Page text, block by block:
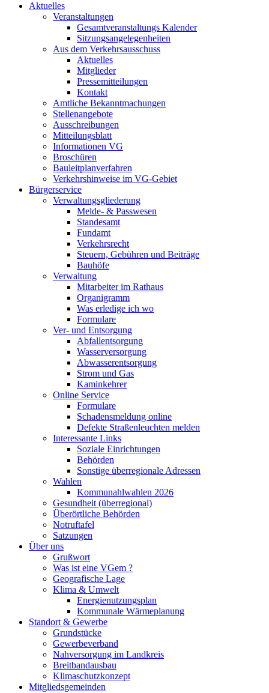
Aktuelles
Veranstaltungen
Gesamtveranstaltungs Kalender
Sitzungsangelegenheiten
Aus dem Verkehrsausschuss
Aktuelles
Mitglieder
Pressemitteilungen
Kontakt
Amtliche Bekanntmachungen
Stellenangebote
Ausschreibungen
Mitteilungsblatt
Informationen VG
Broschüren
Bauleitplanverfahren
Verkehrshinweise im VG-Gebiet
Bürgerservice
Verwaltungsgliederung
Melde- & Passwesen
Standesamt
Fundamt
Verkehrsrecht
Steuern, Gebühren und Beiträge
Bauhöfe
Verwaltung
Mitarbeiter im Rathaus
Organigramm
Was erledige ich wo
Formulare
Ver- und Entsorgung
Abfallentsorgung
Wasserversorgung
Abwasserentsorgung
Strom und Gas
Kaminkehrer
Online Service
Formulare
Schadensmeldung online
Defekte Straßenleuchten melden
Interessante Links
Soziale Einrichtungen
Behörden
Sonstige überregionale Adressen
Wahlen
Kommunahlwahlen 2026
Gesundheit (überregional)
Überörtliche Behörden
Notruftafel
Satzungen
Über uns
Grußwort
Was ist eine VGem ?
Geografische Lage
Klima & Umwelt
Energienutzungsplan
Kommunale Wärmeplanung
Standort & Gewerbe
Grundstücke
Gewerbeverband
Nahversorgung im Landkreis
Breitbandausbau
Klimaschutzkonzept
Mitgliedsgemeinden